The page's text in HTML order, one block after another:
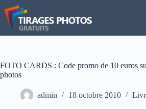
Passer
au
contenu
FOTO CARDS : Code promo de 10 euros
photos
admin 18 octobre 2010